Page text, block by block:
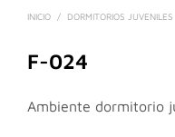
INICIO / DORMITORIOS JUVENILES
F-024
Ambiente dormitorio